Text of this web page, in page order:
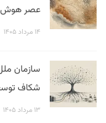
عصر هوش
۱۴ مرداد ۱۴۰۵
سازمان
شکاف
۱۳ مرداد ۱۴۰۵